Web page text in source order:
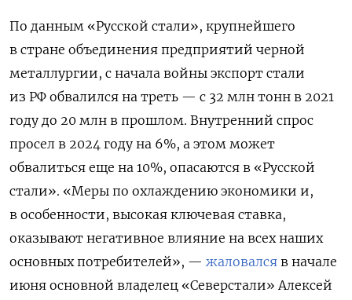
По данным «Русской стали», крупнейшего
в стране объединения предприятий черной
металлургии, с начала войны экспорт стали
из РФ обвалился на треть — с 32 млн тонн в 2021
году до 20 млн в прошлом. Внутренний спрос
просел в 2024 году на 6%, а этом может
обвалиться еще на 10%, опасаются в «Русской
стали». «Меры по охлаждению экономики и,
в особенности, высокая ключевая ставка,
оказывают негативное влияние на всех наших
основных потребителей», — жаловался в начале
июня основной владелец «Северстали» Алексей